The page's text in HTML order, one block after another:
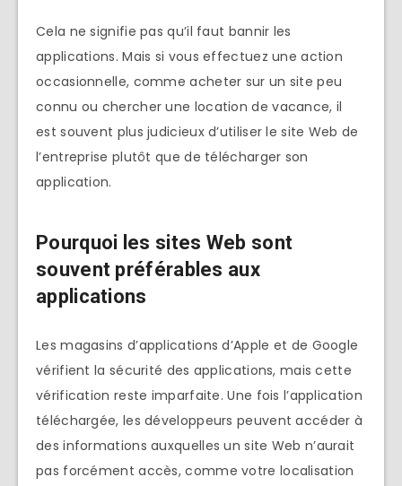
Cela ne signifie pas qu’il faut bannir les
applications. Mais si vous effectuez une action
occasionnelle, comme acheter sur un site peu
connu ou chercher une location de vacance, il
est souvent plus judicieux d’utiliser le site Web de
l’entreprise plutôt que de télécharger son
application.
Pourquoi les sites Web sont
souvent préférables aux
applications
Les magasins d’applications d’Apple et de Google
vérifient la sécurité des applications, mais cette
vérification reste imparfaite. Une fois l’application
téléchargée, les développeurs peuvent accéder à
des informations auxquelles un site Web n’aurait
pas forcément accès, comme votre localisation